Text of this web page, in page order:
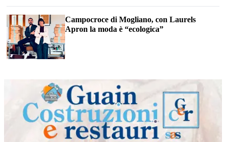
Campocroce di Mogliano, con Laurels
Apron la moda è “ecologica”